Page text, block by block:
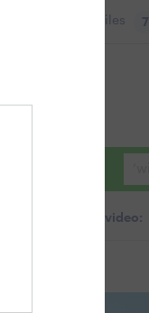
Files 7
Zoeken in foto & video: